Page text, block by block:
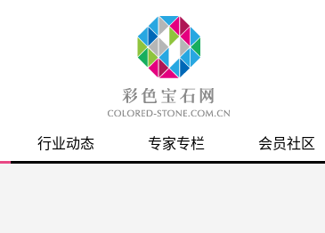
行业动态 专家专栏 会员社区